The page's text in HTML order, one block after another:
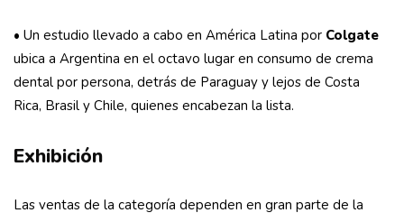
• Un estudio llevado a cabo en América Latina por Colgate
ubica a Argentina en el octavo lugar en consumo de crema
dental por persona, detrás de Paraguay y lejos de Costa
Rica, Brasil y Chile, quienes encabezan la lista.
Exhibición
Las ventas de la categoría dependen en gran parte de la